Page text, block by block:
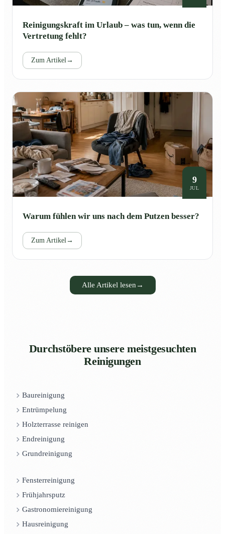
Reinigungskraft im Urlaub – was tun, wenn die
Vertretung fehlt?
Zum Artikel→
9
JUL
Warum fühlen wir uns nach dem Putzen besser?
Zum Artikel→
Alle Artikel lesen →
Durchstöbere unsere meistgesuchten
Reinigungen
Baureinigung
Entrümpelung
Holzterrasse reinigen
Endreinigung
Grundreinigung
Fensterreinigung
Frühjahrsputz
Gastronomiereinigung
Hausreinigung